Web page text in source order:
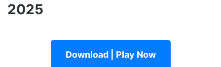
2025
Download | Play Now